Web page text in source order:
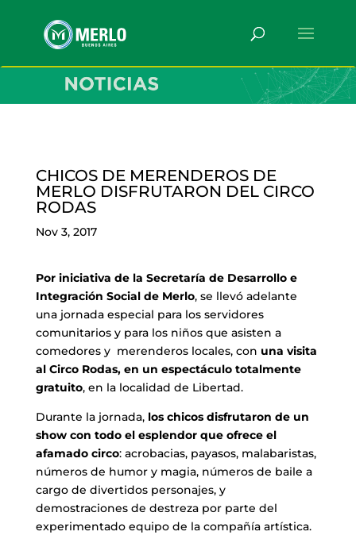
CHICOS DE MERENDEROS DE
MERLO DISFRUTARON DEL CIRCO
RODAS
Nov 3, 2017
Por iniciativa de la Secretaría de Desarrollo e
Integración Social de Merlo, se llevó adelante
una jornada especial para los servidores
comunitarios y para los niños que asisten a
comedores y merenderos locales, con una visita
al Circo Rodas, en un espectáculo totalmente
gratuito, en la localidad de Libertad.
Durante la jornada, los chicos disfrutaron de un
show con todo el esplendor que ofrece el
afamado circo: acrobacias, payasos, malabaristas,
números de humor y magia, números de baile a
cargo de divertidos personajes, y
demostraciones de destreza por parte del
experimentado equipo de la compañía artística.